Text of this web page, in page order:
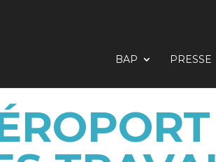
BAP PRESSE